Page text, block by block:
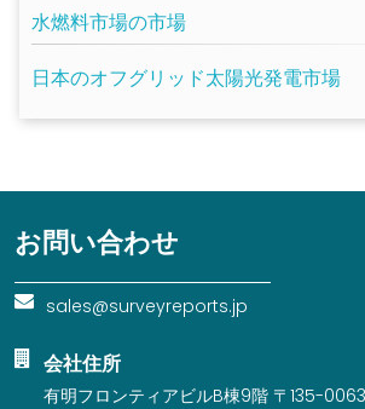
水燃料市場の市場
日本のオフグリッド太陽光発電市場
お問い合わせ
sales@surveyreports.jp
会社住所
有明フロンティアビルB棟9階 〒135-